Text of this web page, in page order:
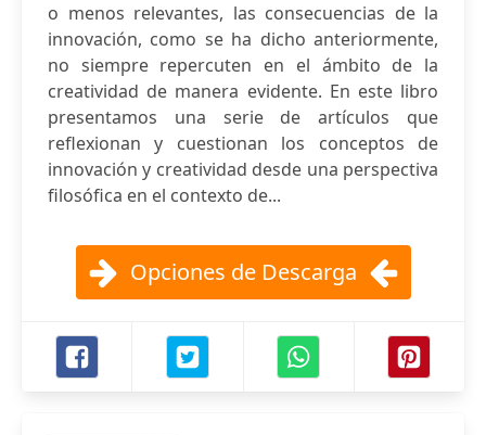
o menos relevantes, las consecuencias de la
innovación, como se ha dicho anteriormente,
no siempre repercuten en el ámbito de la
creatividad de manera evidente. En este libro
presentamos una serie de artículos que
reflexionan y cuestionan los conceptos de
innovación y creatividad desde una perspectiva
filosófica en el contexto de...
Opciones de Descarga